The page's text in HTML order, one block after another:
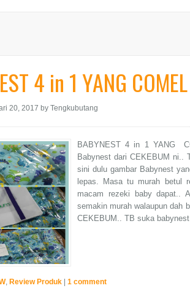
4 in 1 YANG
20, 2017 by Tengkubutang
BABYNEST 4 in 1 YANG
Babynest dari CEKEBUM
sini dulu gambar Babynest
lepas. Masa tu murah betul
macam rezeki baby dapat..
semakin murah walaupun dah
CEKEBUM.. TB suka
, Review Produk 1 comment